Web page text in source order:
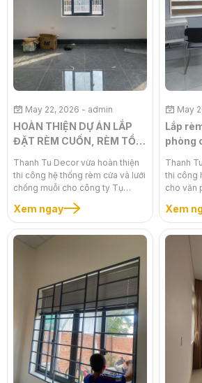
May 22, 2026 - admin
HOÀN THIỆN DỰ ÁN LẮP
ĐẶT RÈM CUỐN, RÈM TỔ
CHỐNG MUỖI CHO CÔNG
TY TỤ NGUYÊN TẠI EA SÚP
Thanh Tu Decor vừa hoàn thiện
thi công hệ thống rèm cửa và lưới
chống muỗi cho công ty Tụ
Nguyên tại Ea Súp, Đắk Lắk với
các hạng mục: Rèm cuốn chống
nắng Rèm tổ ong cách nhiệt Lưới
chống muỗi cao cấp
Xem ngay
May
Lắp
phòng
Thanh
thi công
cho văn
Xem